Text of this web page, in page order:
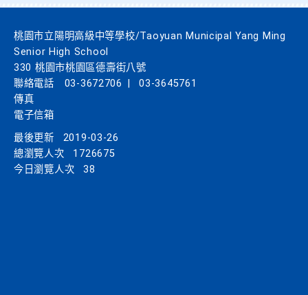
桃園市立陽明高級中等學校/Taoyuan Municipal Yang Ming
Senior High School
330 桃園市桃園區德壽街八號
聯絡電話
03-3672706
03-3645761
傳真
電子信箱
最後更新
2019-03-26
總瀏覽人次
1726675
今日瀏覽人次
38